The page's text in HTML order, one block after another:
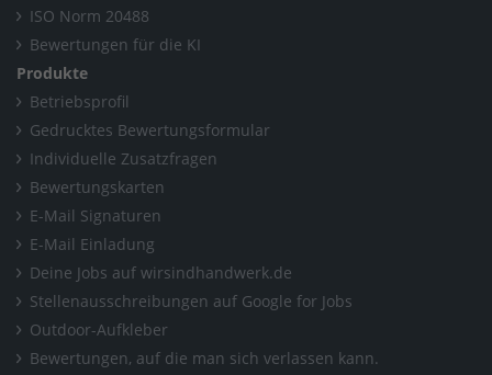
ISO Norm 20488
Bewertungen für die KI
Produkte
Betriebsprofil
Gedrucktes Bewertungsformular
Individuelle Zusatzfragen
Bewertungskarten
E-Mail Signaturen
E-Mail Einladung
Deine Jobs auf wirsindhandwerk.de
Stellenausschreibungen auf Google for Jobs
Outdoor-Aufkleber
Bewertungen, auf die man sich verlassen kann.